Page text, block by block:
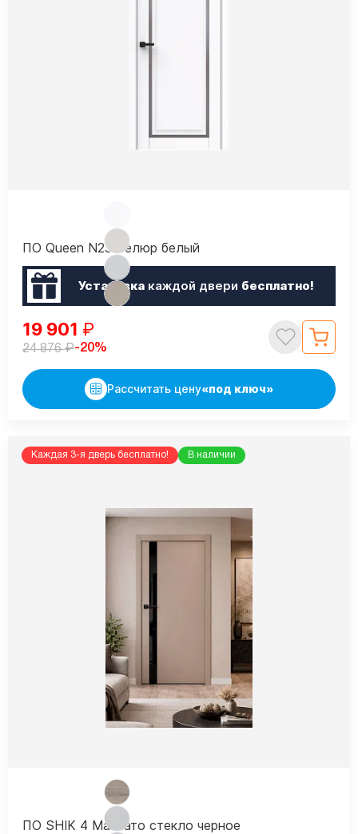
ПО Queen N23 Велюр белый
Установкакаждой двери бесплатно!
19 901 ₽
24 876₽-20%
Рассчитать цену«под ключ»
Каждая 3-я дверь бесплатно! В наличии
ПО SHIK 4 Макиато стекло черное